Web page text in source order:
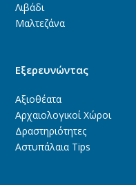
Λιβάδι
Μαλτεζάνα
Εξερευνώντας
Αξιοθέατα
Αρχαιολογικοί Χώροι
Δραστηριότητες
Αστυπάλαια Tips